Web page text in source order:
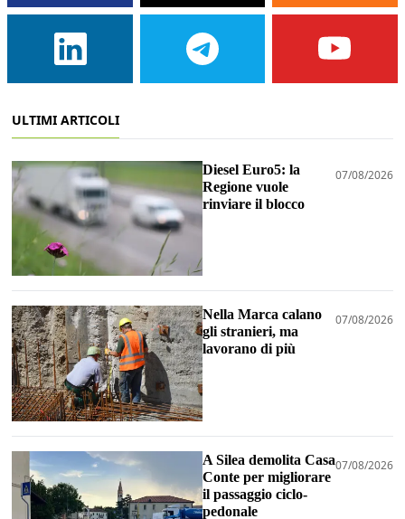
ULTIMI ARTICOLI
Diesel Euro5: la
Regione vuole
rinviare il blocco
07/08/2026
Nella Marca calano
gli stranieri, ma
lavorano di più
07/08/2026
A Silea demolita Casa
Conte per migliorare
il passaggio ciclo-
pedonale
07/08/2026